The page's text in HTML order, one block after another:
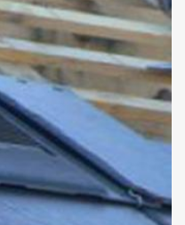
reste notre priorité.
pour un toit à la
de défier les
habitat. Découvrez
à 15190 et laissez-nous